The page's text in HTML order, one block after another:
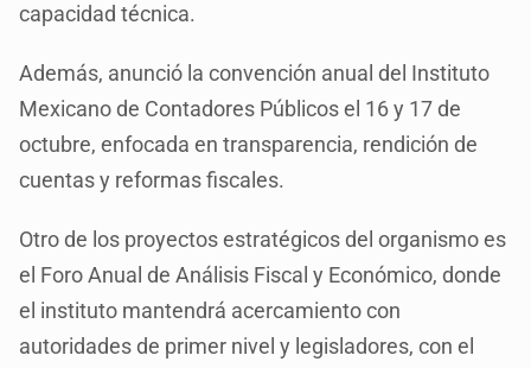
capacidad técnica.
Además, anunció la convención anual del Instituto
Mexicano de Contadores Públicos el 16 y 17 de
octubre, enfocada en transparencia, rendición de
cuentas y reformas fiscales.
Otro de los proyectos estratégicos del organismo es
el Foro Anual de Análisis Fiscal y Económico, donde
el instituto mantendrá acercamiento con
autoridades de primer nivel y legisladores, con el